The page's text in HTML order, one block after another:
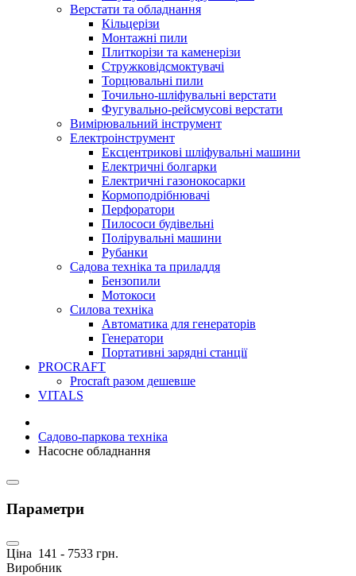
Верстати та обладнання
Кільцерізи
Монтажні пили
Плиткорізи та каменерізи
Стружковідсмоктувачі
Торцювальні пили
Точильно-шліфувальні верстати
Фугувально-рейсмусові верстати
Вимірювальний інструмент
Електроінструмент
Ексцентрикові шліфувальні машини
Електричні болгарки
Електричні газонокосарки
Кормоподрібнювачі
Перфоратори
Пилососи будівельні
Полірувальні машини
Рубанки
Садова техніка та приладдя
Бензопили
Мотокоси
Силова техніка
Автоматика для генераторів
Генератори
Портативні зарядні станції
PROCRAFT
Procraft разом дешевше
VITALS
Садово-паркова техніка
Насосне обладнання
Параметри
Ціна 141 - 7533 грн.
Виробник